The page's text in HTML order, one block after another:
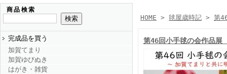
商品検索
完成品を買う
加賀てまり
加賀ゆびぬき
はがき・雑貨
HOME > 毬屋歳時記 > 第
第46回小手毬の会作品